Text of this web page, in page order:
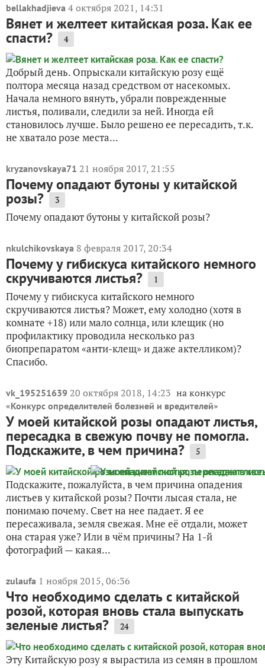
bellakhadjieva 4 октября 2021, 14:31
Вянет и желтеет китайская роза. Как ее
спасти? 4
Добрый день. Опрыскали китайскую розу ещё
полтора месяца назад средством от насекомых.
Начала немного вянуть, убрали поврежденные
листья, поливали, следили за ней. Иногда ей
становилось лучше. Было решено ее пересадить, т.к.
не хватало розе места...
kryzanovskaya71 21 ноября 2017, 21:55
Почему опадают бутоны у китайской
розы? 3
Почему опадают бутоны у китайской розы?
nkulchikovskaya 8 февраля 2017, 20:34
Почему у гибискуса китайского немного
скручиваются листья? 1
Почему у гибискуса китайского немного
скручиваются листья? Может, ему холодно (хотя в
комнате +18) или мало солнца, или клещик (но
профилактику проводила несколько раз
биопрепаратом «анти-клещ» и даже актелликом)?
Спасибо.
vk_195251639 20 октября 2018, 14:23 на конкурс
«Конкурс определителей болезней и вредителей»
У моей китайской розы опадают листья,
пересадка в свежую почву не помогла.
Подскажите, в чем причина? 5
Подскажите, пожалуйста, в чем причина опадения
листьев у китайской розы? Почти лысая стала, не
понимаю почему. Свет на нее падает. Я ее
пересаживала, земля свежая. Мне её отдали, может
она старая уже? Или в чём причины? На 1-й
фотографий — какая...
zulaufa 1 ноября 2015, 06:36
Что необходимо сделать с китайской
розой, которая вновь стала выпускать
зеленые листья? 24
Эту Китайскую розу я вырастила из семян в прошлом